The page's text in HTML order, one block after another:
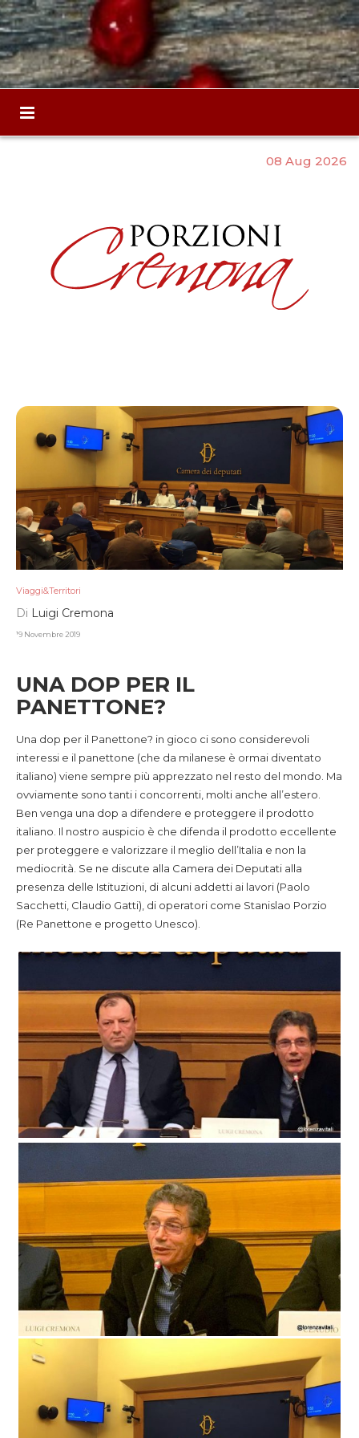
08 Aug 2026
Viaggi&Territori
Di Luigi Cremona
19 Novembre 2019
UNA DOP PER IL
PANETTONE?
Una dop per il Panettone? in gioco ci sono considerevoli
interessi e il panettone (che da milanese è ormai diventato
italiano) viene sempre più apprezzato nel resto del mondo. Ma
ovviamente sono tanti i concorrenti, molti anche all’estero.
Ben venga una dop a difendere e proteggere il prodotto
italiano. Il nostro auspicio è che difenda il prodotto eccellente
per proteggere e valorizzare il meglio dell’Italia e non la
mediocrità. Se ne discute alla Camera dei Deputati alla
presenza delle Istituzioni, di alcuni addetti ai lavori (Paolo
Sacchetti, Claudio Gatti), di operatori come Stanislao Porzio
(Re Panettone e progetto Unesco).